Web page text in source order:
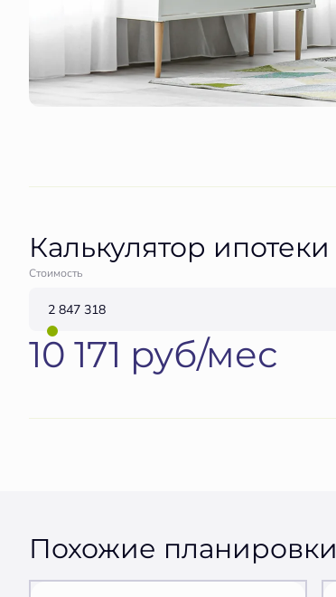
Калькулятор ипотеки
Стоимость
10 171 руб/мес
Похожие планировки